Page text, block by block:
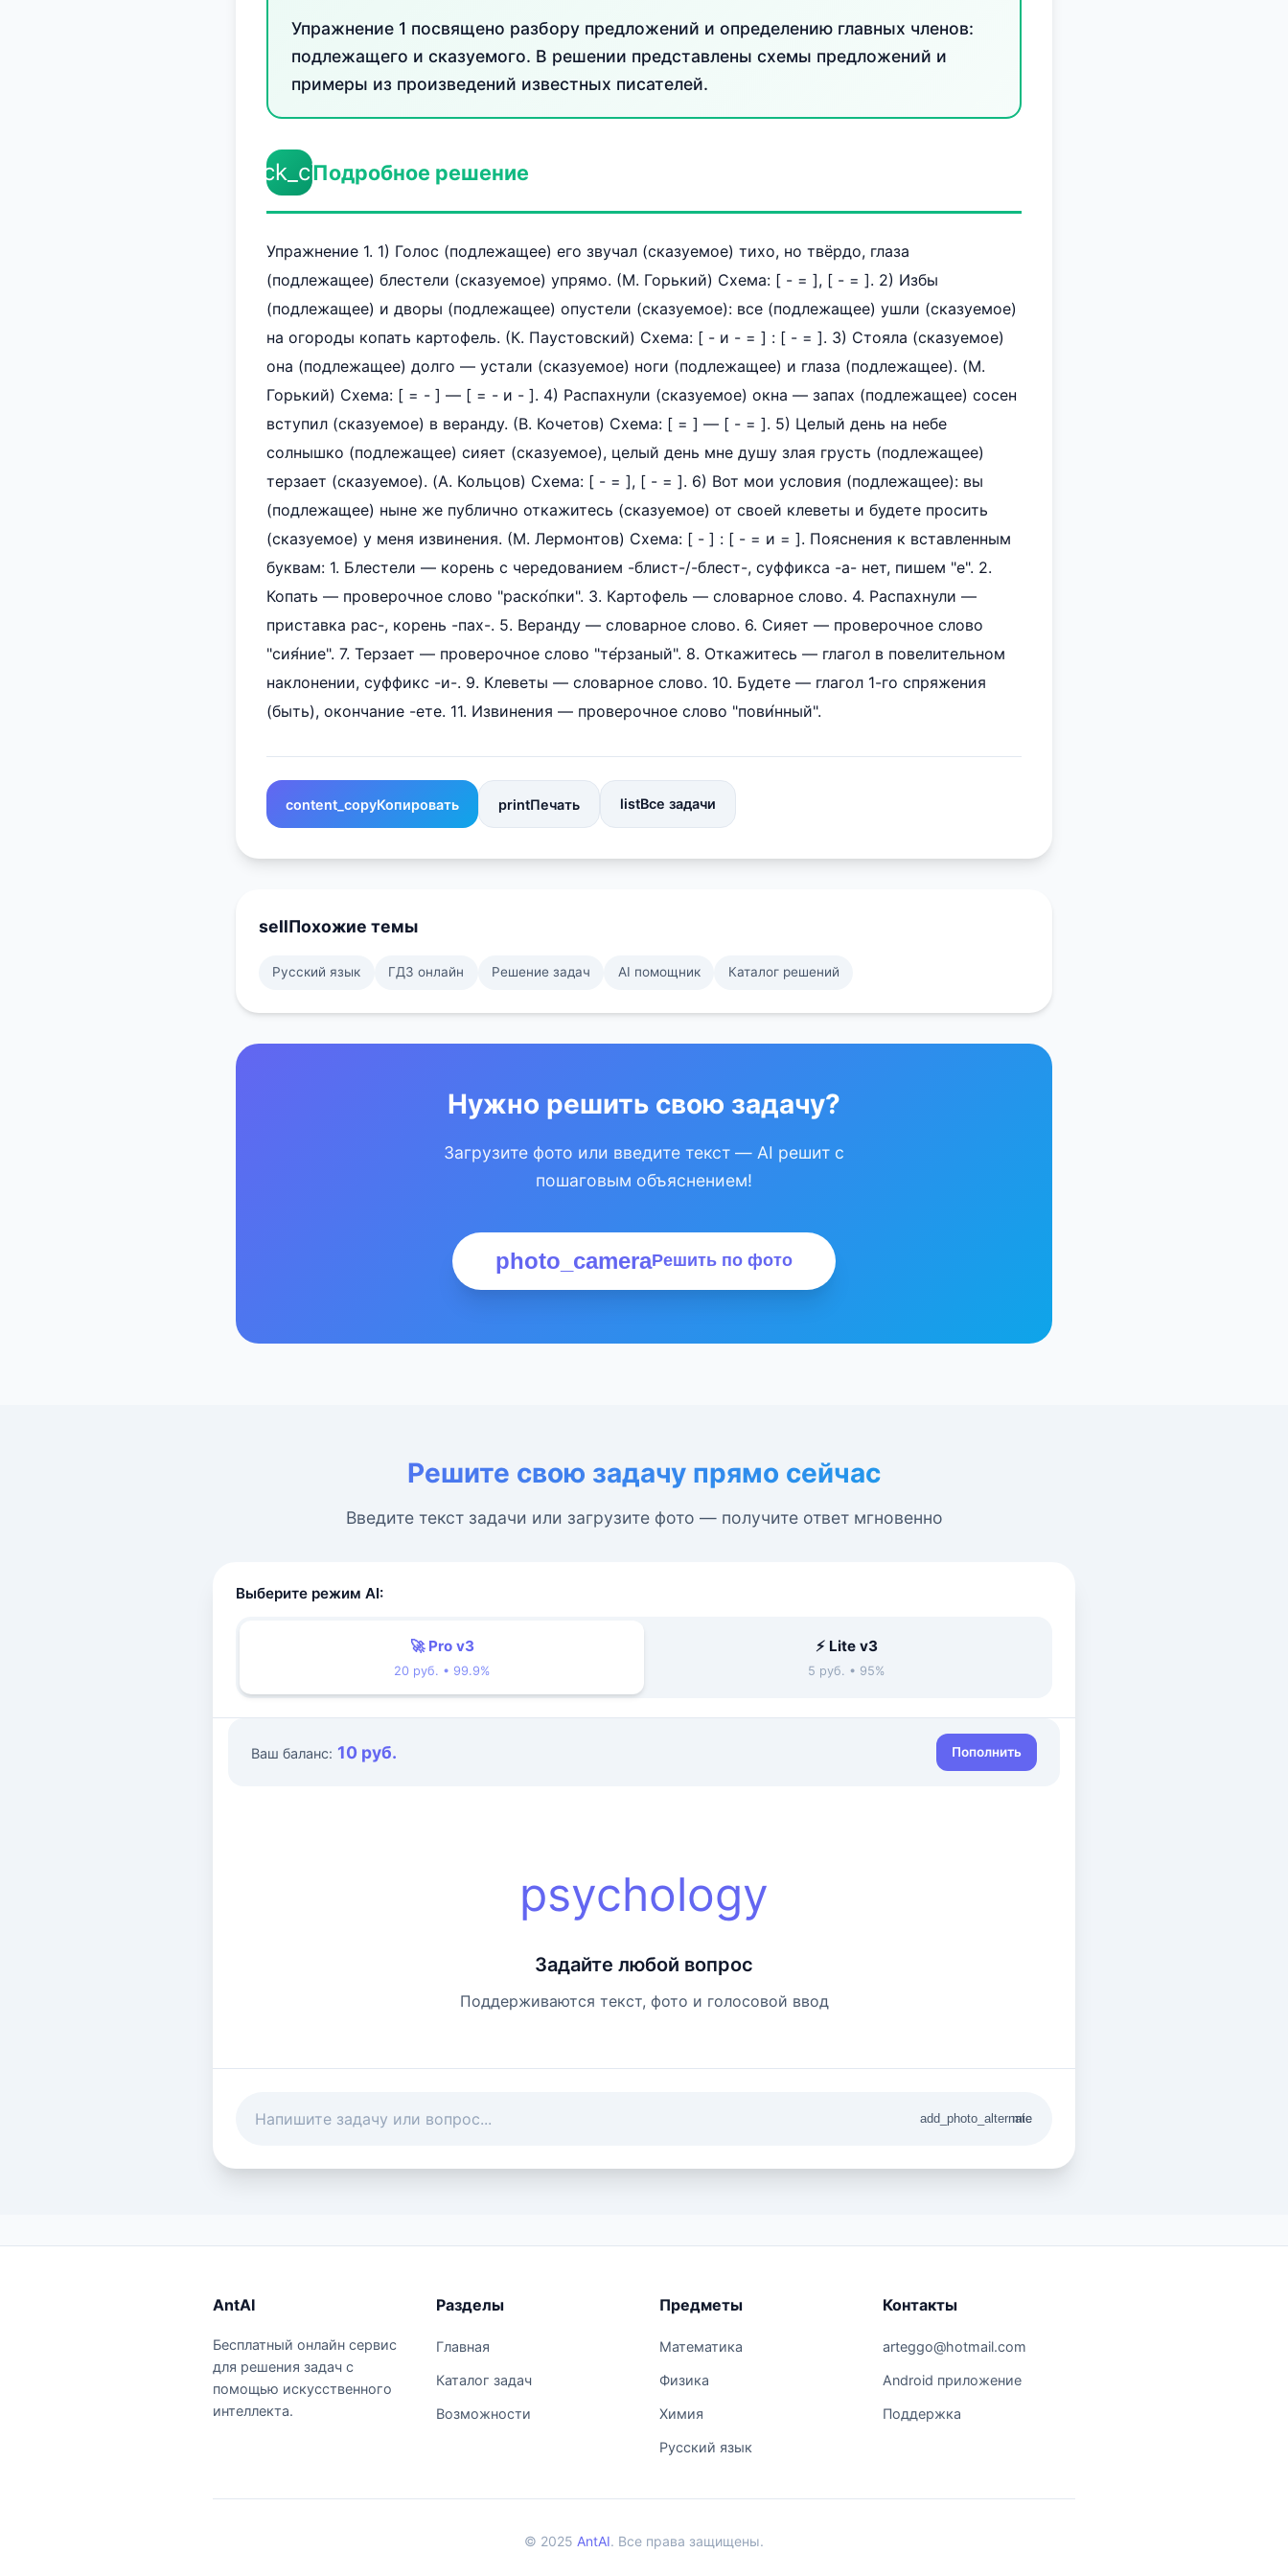
Упражнение 1 посвящено разбору предложений и определению главных членов:
подлежащего и сказуемого. В решении представлены схемы предложений и
примеры из произведений известных писателей.
check_circleПодробное решение
Упражнение 1. 1) Голос (подлежащее) его звучал (сказуемое) тихо, но твёрдо, глаза
(подлежащее) блестели (сказуемое) упрямо. (М. Горький) Схема: [ - = ], [ - = ]. 2) Избы
(подлежащее) и дворы (подлежащее) опустели (сказуемое): все (подлежащее) ушли (сказуемое)
на огороды копать картофель. (К. Паустовский) Схема: [ - и - = ] : [ - = ]. 3) Стояла (сказуемое)
она (подлежащее) долго — устали (сказуемое) ноги (подлежащее) и глаза (подлежащее). (М.
Горький) Схема: [ = - ] — [ = - и - ]. 4) Распахнули (сказуемое) окна — запах (подлежащее) сосен
вступил (сказуемое) в веранду. (В. Кочетов) Схема: [ = ] — [ - = ]. 5) Целый день на небе
солнышко (подлежащее) сияет (сказуемое), целый день мне душу злая грусть (подлежащее)
терзает (сказуемое). (А. Кольцов) Схема: [ - = ], [ - = ]. 6) Вот мои условия (подлежащее): вы
(подлежащее) ныне же публично откажитесь (сказуемое) от своей клеветы и будете просить
(сказуемое) у меня извинения. (М. Лермонтов) Схема: [ - ] : [ - = и = ]. Пояснения к вставленным
буквам: 1. Блестели — корень с чередованием -блист-/-блест-, суффикса -а- нет, пишем "е". 2.
Копать — проверочное слово "раско́пки". 3. Картофель — словарное слово. 4. Распахнули —
приставка рас-, корень -пах-. 5. Веранду — словарное слово. 6. Сияет — проверочное слово
"сия́ние". 7. Терзает — проверочное слово "те́рзаный". 8. Откажитесь — глагол в повелительном
наклонении, суффикс -и-. 9. Клеветы — словарное слово. 10. Будете — глагол 1-го спряжения
(быть), окончание -ете. 11. Извинения — проверочное слово "пови́нный".
content_copyКопировать printПечать listВсе задачи
sellПохожие темы
Русский язык ГДЗ онлайн Решение задач AI помощник Каталог решений
Нужно решить свою задачу?
Загрузите фото или введите текст — AI решит с
пошаговым объяснением!
photo_cameraРешить по фото
Решите свою задачу прямо сейчас
Введите текст задачи или загрузите фото — получите ответ мгновенно
Выберите режим AI:
🚀 Pro v3
20 руб. • 99.9%
⚡ Lite v3
5 руб. • 95%
Ваш баланс: 10 руб. Пополнить
psychology
Задайте любой вопрос
Поддерживаются текст, фото и голосовой ввод
add_photo_alternate
mic
AntAI
Бесплатный онлайн сервис
для решения задач с
помощью искусственного
интеллекта.
Разделы
Главная
Каталог задач
Возможности
Предметы
Математика
Физика
Химия
Русский язык
Контакты
arteggo@hotmail.com
Android приложение
Поддержка
© 2025 AntAI. Все права защищены.